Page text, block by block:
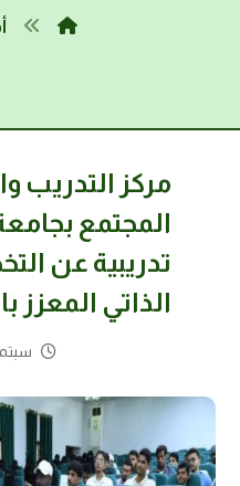
مركز التدريب
المجتمع
تدريبية عن
الذاتي المعزز
سبتمبر 22,